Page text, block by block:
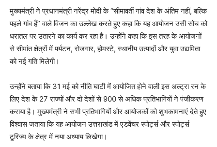
मुख्यमंत्री ने प्रधानमंत्री नरेंद्र मोदी के “सीमावर्ती गांव देश के अंतिम नहीं, बल्कि
पहले गांव हैं” वाले विजन का उल्लेख करते हुए कहा कि यह आयोजन उसी सोच को
धरातल पर उतारने का कार्य कर रहा है। उन्होंने कहा कि इस तरह के आयोजनों
से सीमांत क्षेत्रों में पर्यटन, रोजगार, होमस्टे, स्थानीय उत्पादों और युवा उद्यमिता
को नई गति मिलेगी।
उन्होंने बताया कि 31 मई को नीति घाटी में आयोजित होने वाली इस अल्ट्रा रन के
लिए देश के 27 राज्यों और दो देशों से 900 से अधिक प्रतिभागियों ने पंजीकरण
कराया है। मुख्यमंत्री ने सभी प्रतिभागियों और आयोजकों को शुभकामनाएं देते हुए
विश्वास जताया कि यह आयोजन उत्तराखंड में एडवेंचर स्पोर्ट्स और स्पोर्ट्स
टूरिज्म के क्षेत्र में नया अध्याय लिखेगा।